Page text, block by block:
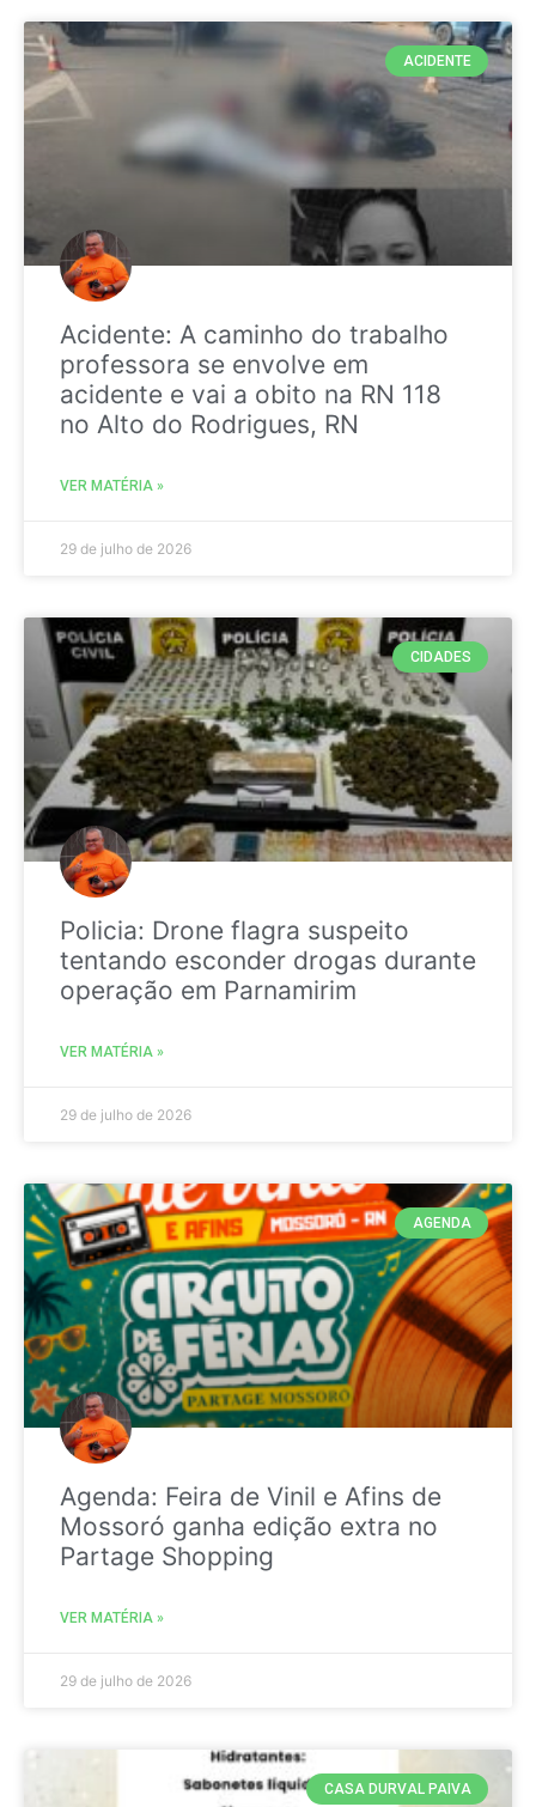
ACIDENTE
Acidente: A caminho do trabalho
professora se envolve em
acidente e vai a obito na RN 118
no Alto do Rodrigues, RN
VER MATÉRIA »
29 de julho de 2026
CIDADES
Policia: Drone flagra suspeito
tentando esconder drogas durante
operação em Parnamirim
VER MATÉRIA »
29 de julho de 2026
AGENDA
Agenda: Feira de Vinil e Afins de
Mossoró ganha edição extra no
Partage Shopping
VER MATÉRIA »
29 de julho de 2026
CASA DURVAL PAIVA